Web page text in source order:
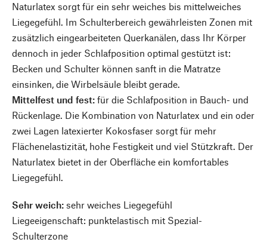
Naturlatex sorgt für ein sehr weiches bis mittelweiches
Liegegefühl. Im Schulterbereich gewährleisten Zonen mit
zusätzlich eingearbeiteten Querkanälen, dass Ihr Körper
dennoch in jeder Schlafposition optimal gestützt ist:
Becken und Schulter können sanft in die Matratze
einsinken, die Wirbelsäule bleibt gerade.
Mittelfest und fest: für die Schlafposition in Bauch- und
Rückenlage. Die Kombination von Naturlatex und ein oder
zwei Lagen latexierter Kokosfaser sorgt für mehr
Flächenelastizität, hohe Festigkeit und viel Stützkraft. Der
Naturlatex bietet in der Oberfläche ein komfortables
Liegegefühl.
Sehr weich: sehr weiches Liegegefühl
Liegeeigenschaft: punktelastisch mit Spezial-
Schulterzone